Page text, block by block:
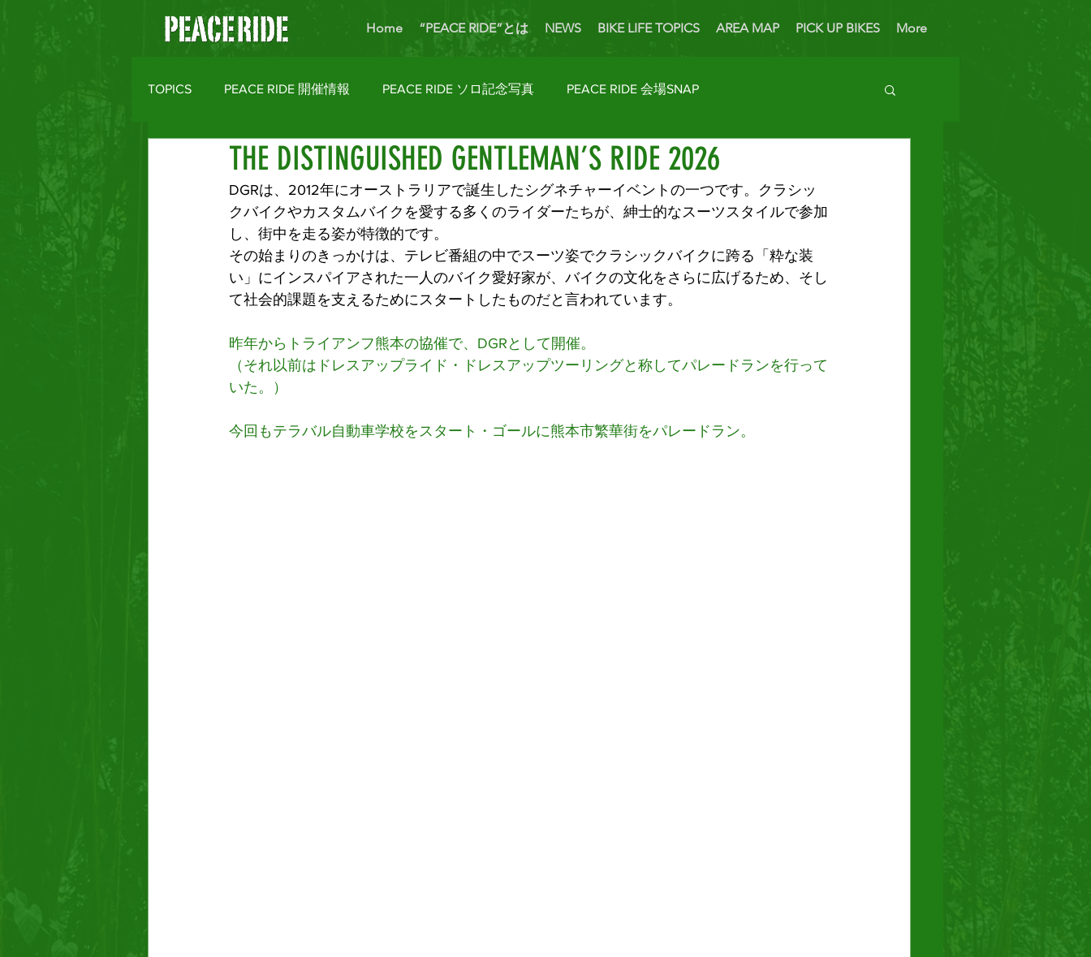
Home “PEACE RIDE”とは NEWS BIKE LIFE TOPICS AREA MAP PICK UP BIKES More
TOPICS PEACE RIDE 開催情報 PEACE RIDE ソロ記念写真 PEACE RIDE 会場SNAP
バイクライフトピックス Rider's Talk PICK UP BIKES ホームカミング Enjoy Bike
MOTO CLOTHES AREA MAP License Navi
THE DISTINGUISHED GENTLEMAN’S RIDE 2026
DGRは、2012年にオーストラリアで誕生したシグネチャーイベントの一つです。クラシッ
クバイクやカスタムバイクを愛する多くのライダーたちが、紳士的なスーツスタイルで参加
し、街中を走る姿が特徴的です。
その始まりのきっかけは、テレビ番組の中でスーツ姿でクラシックバイクに跨る「粋な装
い」にインスパイアされた一人のバイク愛好家が、バイクの文化をさらに広げるため、そし
て社会的課題を支えるためにスタートしたものだと言われています。
昨年からトライアンフ熊本の協催で、DGRとして開催。
（それ以前はドレスアップライド・ドレスアップツーリングと称してパレードランを行って
いた。）
今回もテラバル自動車学校をスタート・ゴールに熊本市繁華街をパレードラン。